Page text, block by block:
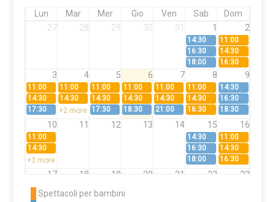
Lun Mar Mer Gio Ven Sab
Dom
27
28 29 30 31 1 2
14:30
11:00
16:30
14:30
18:00
16:30
3 4 5 6 7 8 9
11:00 11:00 11:00 11:00 11:00 11:00
14:30
14:30
14:30 14:30 14:30 14:30 14:30
16:30
17:30
+2 more 17:30 18:30 21:00 16:30 18:30
10 11 12 13 14 15 16
11:00 14:30
11:00
14:30
16:30
14:30
+3 more
18:00 16:30
17 18 19 20 21 22 23
11:00
14:30
14:30 14:30 14:30
Spettacoli per bambini